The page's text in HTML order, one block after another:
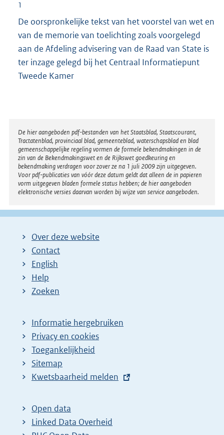
1
De oorspronkelijke tekst van het voorstel van wet en
van de memorie van toelichting zoals voorgelegd
aan de Afdeling advisering van de Raad van State is
ter inzage gelegd bij het Centraal Informatiepunt
Tweede Kamer
Disclaimer
De hier aangeboden pdf-bestanden van het Staatsblad, Staatscourant,
Tractatenblad, provinciaal blad, gemeenteblad, waterschapsblad en blad
gemeenschappelijke regeling vormen de formele bekendmakingen in de
zin van de Bekendmakingswet en de Rijkswet goedkeuring en
bekendmaking verdragen voor zover ze na 1 juli 2009 zijn uitgegeven.
Voor pdf-publicaties van vóór deze datum geldt dat alleen de in papieren
vorm uitgegeven bladen formele status hebben; de hier aangeboden
elektronische versies daarvan worden bij wijze van service aangeboden.
Over deze website
Contact
English
Help
Zoeken
Informatie hergebruiken
Privacy en cookies
Toegankelijkheid
Sitemap
E
t
e
r
Kwetsbaarheid melden
Open data
Linked Data Overheid